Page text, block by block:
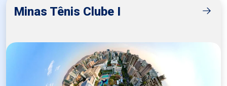
Minas Tênis Clube I